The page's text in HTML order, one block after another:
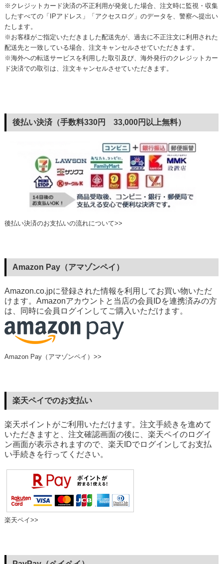
※クレジットカード決済の不正利用が発覚した場合、注文時に監視・収集
したすべての「IPアドレス」「アクセスログ」のデータを、警察へ提出い
たします。
※お客様がご指定いただきました配送先が、過去に不正注文に利用された
配送先と一致している場合、注文キャンセルさせていただきます。
※海外への転送サービスを利用した取引及び、海外発行のクレジットカー
ド決済での取引は、注文キャンセルさせていただきます。
後払い決済（手数料330円 33,000円以上無料）
後払い決済のお支払いの流れについて>>
Amazon Pay（アマゾンペイ）
Amazon.co.jpに登録された情報を利用してお買い物いただ
けます。Amazonアカウントと当店の会員IDを連携済みの方
は、同時に会員ログインしてご購入いただけます。
Amazon Pay（アマゾンペイ）>>
楽天ペイでのお支払い
楽天ポイントがご利用いただけます。注文手続きを進めて
いただきますと、注文確認画面の後に、楽天ペイのログイ
ン画面が表示されますので、楽天IDでログインしてお支払
い手続きを行ってください。
楽天ペイ>>